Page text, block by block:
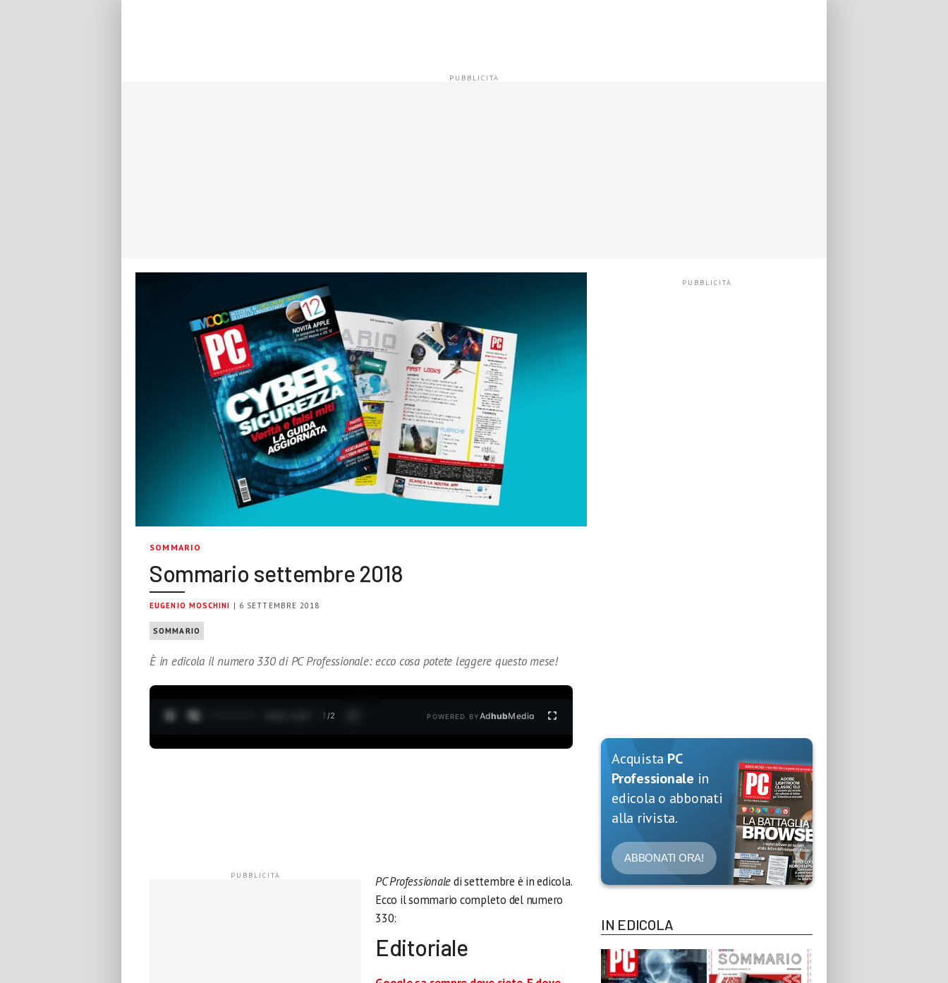
SOMMARIO
Sommario settembre 2018
EUGENIO MOSCHINI | 6 SETTEMBRE 2018
SOMMARIO
È in edicola il numero 330 di PC Professionale: ecco cosa potete leggere questo mese!
1 /2 POWERED BYAdhubMedia
PC Professionaledi settembre è in edicola.
Ecco il sommario completo del numero
330:
Editoriale
Acquista PC
Professionale in
edicola o abbonati
alla rivista.
ABBONATI ORA!
IN EDICOLA